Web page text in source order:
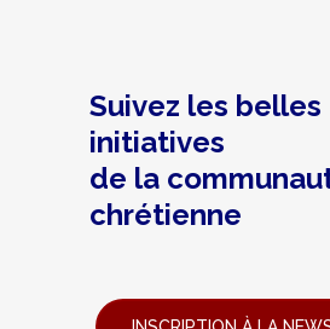
Suivez les belles
initiatives
de la
chrétienne